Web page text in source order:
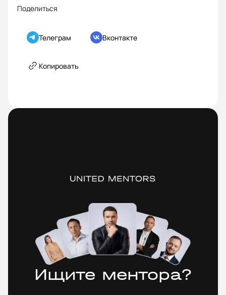
Поделиться
Телеграм Вконтакте
Копировать
Ищите ментора?